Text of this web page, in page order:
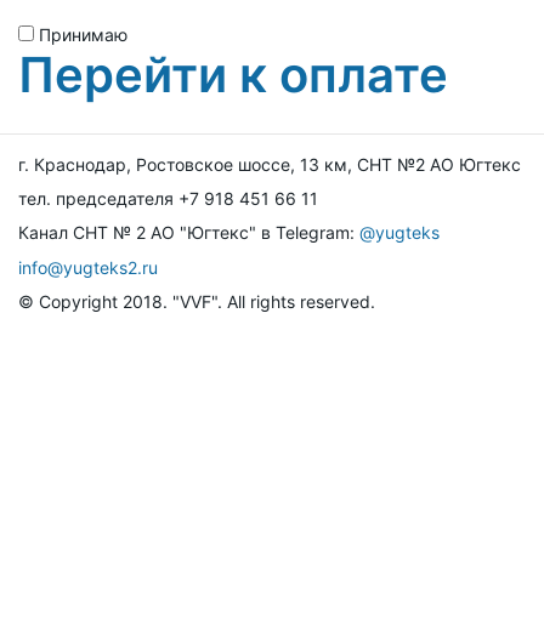
Принимаю
Перейти к оплате
г. Краснодар, Ростовское шоссе, 13 км, СНТ №2 АО Югтекс
тел. председателя +7 918 451 66 11
Канал СНТ № 2 АО "Югтекс" в Telegram: @yugteks
info@yugteks2.ru
© Copyright 2018. "VVF". All rights reserved.